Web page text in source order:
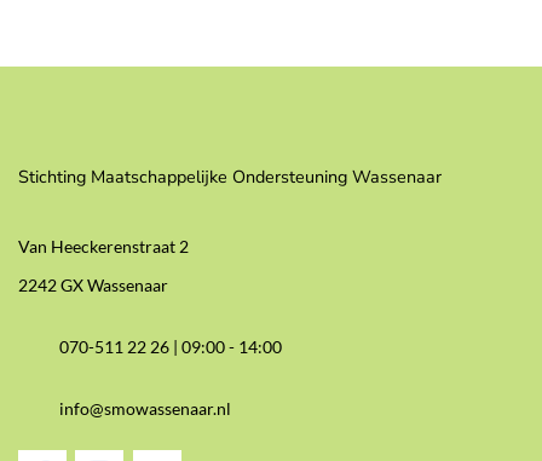
Stichting Maatschappelijke Ondersteuning Wassenaar
Van Heeckerenstraat 2
2242 GX Wassenaar
070-511 22 26 |09:00 - 14:00
info@smowassenaar.nl